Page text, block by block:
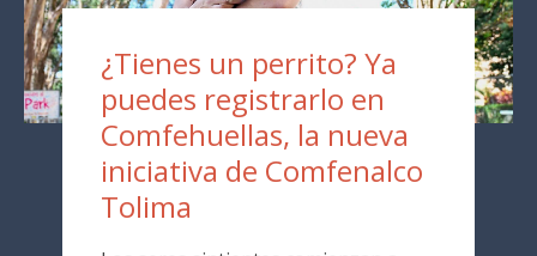
¿Tienes un perrito? Ya
puedes registrarlo en
Comfehuellas, la nueva
iniciativa de Comfenalco
Tolima